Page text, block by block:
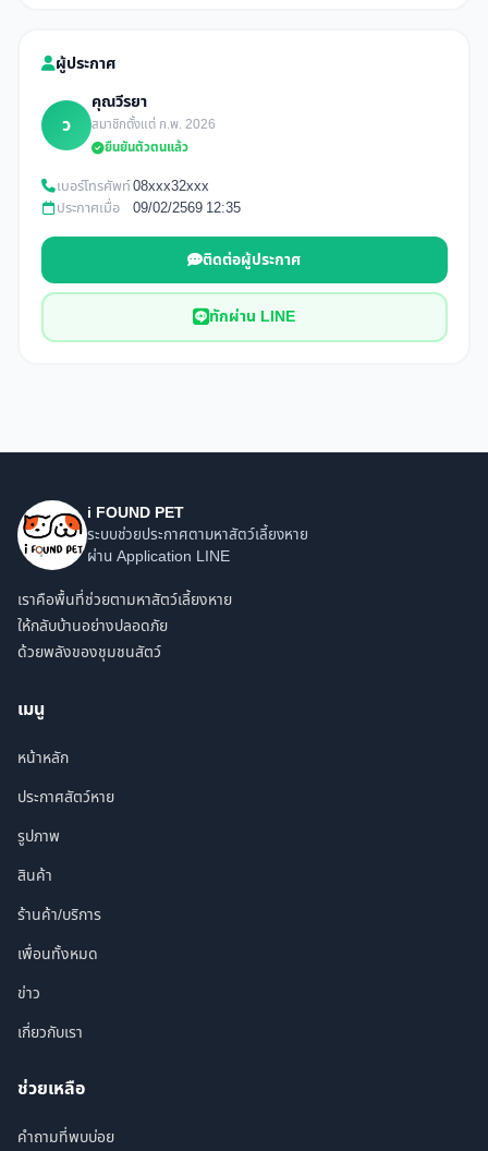
ผู้ประกาศ
ว
คุณวีรยา
สมาชิกตั้งแต่ ก.พ. 2026
ยืนยันตัวตนแล้ว
เบอร์โทรศัพท์08xxx32xxx
ประกาศเมื่อ
09/02/2569 12:35
ติดต่อผู้ประกาศ
ทักผ่าน LINE
i FOUND PET
ระบบช่วยประกาศตามหาสัตว์เลี้ยงหาย
ผ่าน Application LINE
เราคือพื้นที่ช่วยตามหาสัตว์เลี้ยงหาย
ให้กลับบ้านอย่างปลอดภัย
ด้วยพลังของชุมชนสัตว์
เมนู
หน้าหลัก
ประกาศสัตว์หาย
รูปภาพ
สินค้า
ร้านค้า/บริการ
เพื่อนทั้งหมด
ข่าว
เกี่ยวกับเรา
ช่วยเหลือ
คำถามที่พบบ่อย